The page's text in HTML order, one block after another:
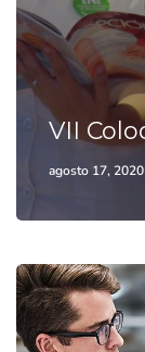
VII
agosto 17, 2020